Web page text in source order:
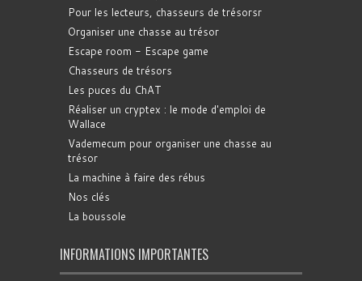
Pour les lecteurs, chasseurs de trésorsr
Organiser une chasse au trésor
Escape room - Escape game
Chasseurs de trésors
Les puces du ChAT
Réaliser un cryptex : le mode d'emploi de
Wallace
Vademecum pour organiser une chasse au
trésor
La machine à faire des rébus
Nos clés
La boussole
INFORMATIONS IMPORTANTES